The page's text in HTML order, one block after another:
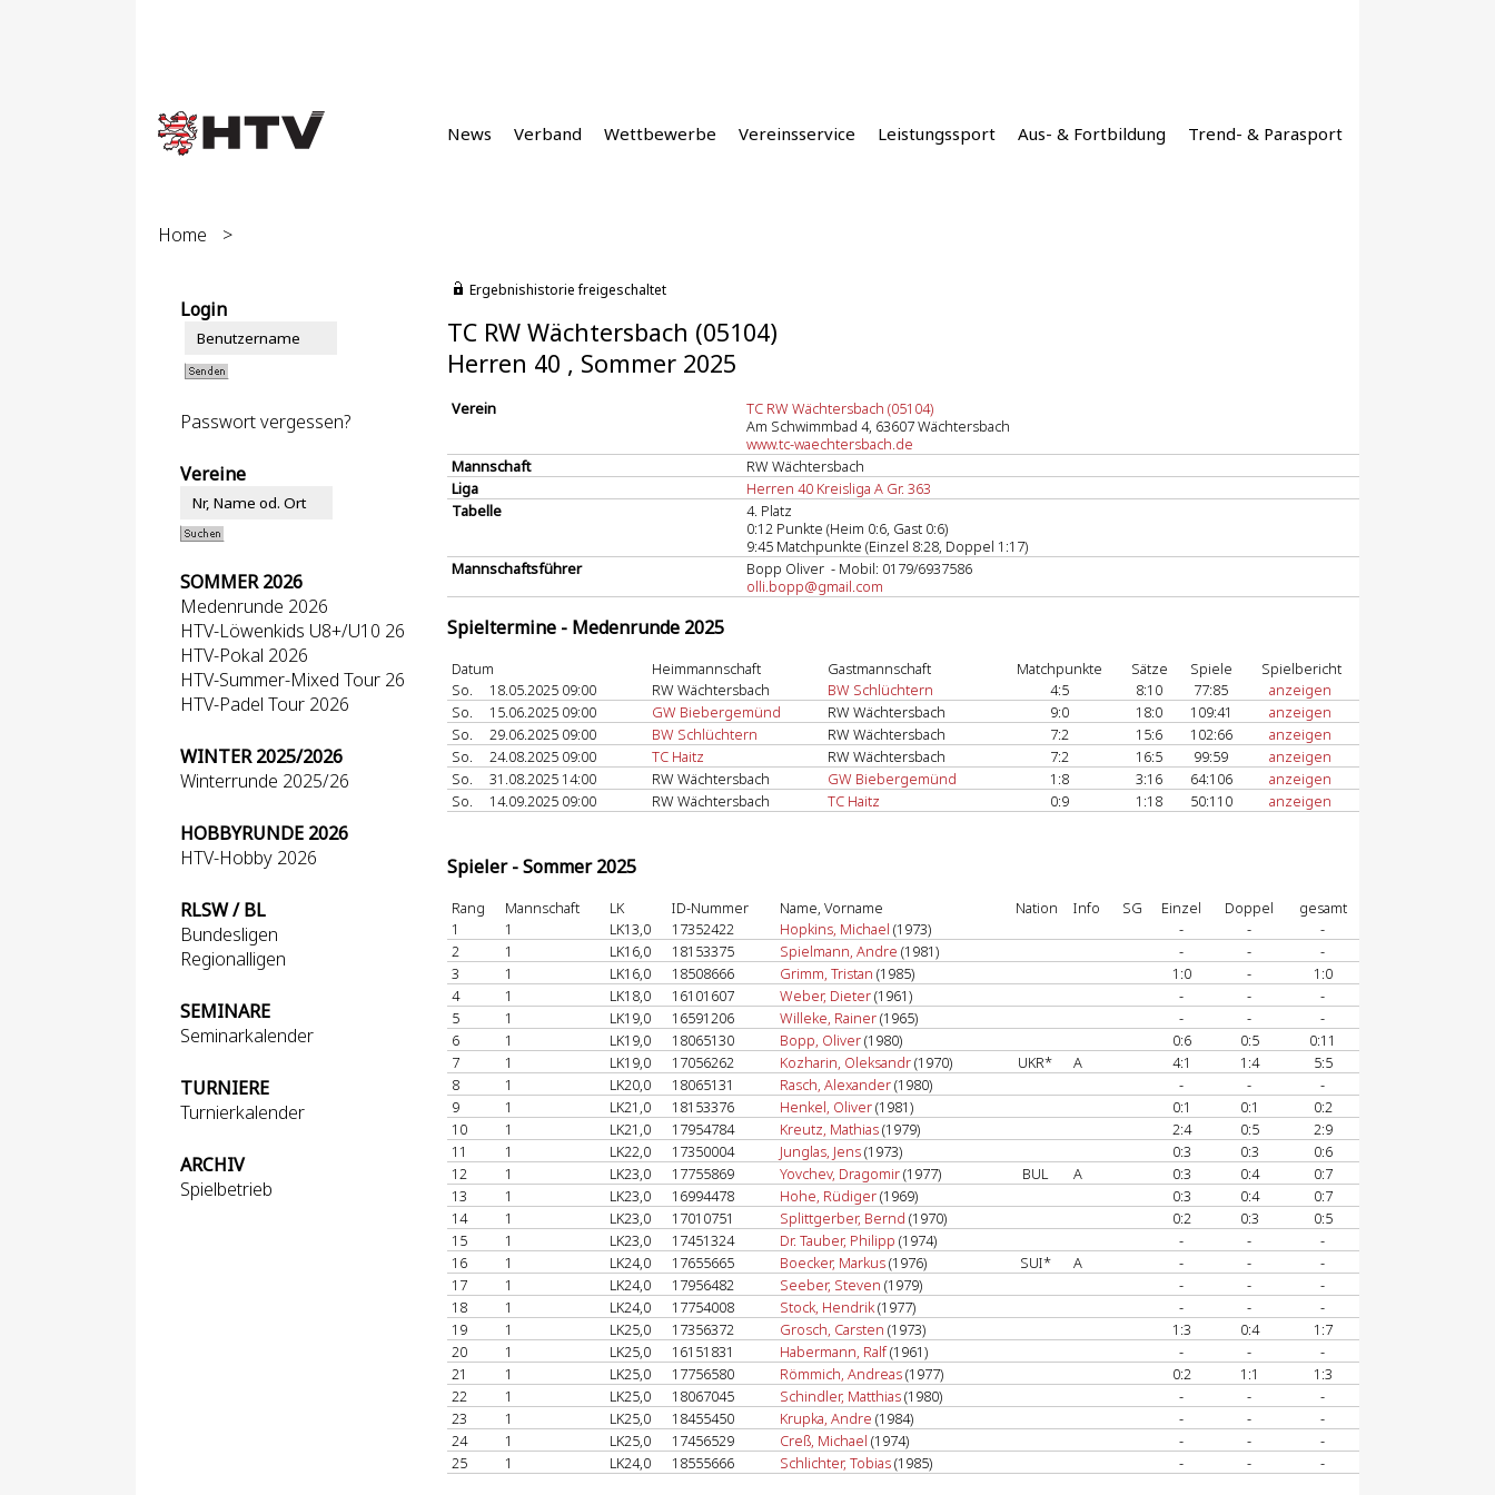
News Verband Wettbewerbe Vereinsservice Leistungssport Aus- & Fortbildung Trend- & Parasport
Home >
Login
Passwort vergessen?
Vereine
SOMMER 2026
Medenrunde 2026
HTV-Löwenkids U8+/U10 26
HTV-Pokal 2026
HTV-Summer-Mixed Tour 26
HTV-Padel Tour 2026
WINTER 2025/2026
Winterrunde 2025/26
HOBBYRUNDE 2026
HTV-Hobby 2026
RLSW / BL
Bundesligen
Regionalligen
SEMINARE
Seminarkalender
TURNIERE
Turnierkalender
ARCHIV
Spielbetrieb
Ergebnishistorie freigeschaltet
TC RW Wächtersbach (05104)
Herren 40 , Sommer 2025
Verein
TC RW Wächtersbach (05104)
Am Schwimmbad 4, 63607 Wächtersbach
www.tc-waechtersbach.de
Mannschaft
RW Wächtersbach
Liga
Herren 40 Kreisliga A Gr. 363
Tabelle
4. Platz
0:12 Punkte (Heim 0:6, Gast 0:6)
9:45 Matchpunkte (Einzel 8:28, Doppel 1:17)
Mannschaftsführer
Bopp Oliver - Mobil: 0179/6937586
olli.bopp@gmail.com
Spieltermine - Medenrunde 2025
Datum Heimmannschaft Gastmannschaft Matchpunkte Sätze Spiele
Spielbericht
So.
18.05.2025 09:00 RW Wächtersbach BW Schlüchtern 4:5 8:10 77:85
anzeigen
So.
15.06.2025 09:00 GW Biebergemünd RW Wächtersbach 9:0 18:0 109:41
anzeigen
So.
29.06.2025 09:00 BW Schlüchtern RW Wächtersbach 7:2 15:6 102:66
anzeigen
So.
24.08.2025 09:00 TC Haitz RW Wächtersbach 7:2 16:5 99:59
anzeigen
So.
31.08.2025 14:00 RW Wächtersbach GW Biebergemünd 1:8 3:16 64:106
anzeigen
So.
14.09.2025 09:00 RW Wächtersbach TC Haitz 0:9 1:18 50:110 anzeigen
Spieler - Sommer 2025
Rang Mannschaft LK ID-Nummer Name, Vorname Nation Info SG Einzel Doppel
gesamt
1
1 LK13,0 17352422 Hopkins, Michael (1973) - -
-
2
1 LK16,0 18153375 Spielmann, Andre (1981) - -
-
3
1 LK16,0 18508666 Grimm, Tristan (1985) 1:0 -
1:0
4
1 LK18,0 16101607 Weber, Dieter(1961) - -
-
5
1 LK19,0 16591206 Willeke, Rainer(1965) - -
-
6
1 LK19,0 18065130 Bopp, Oliver(1980) 0:6 0:5
0:11
7
1 LK19,0 17056262 Kozharin, Oleksandr(1970) UKR* A 4:1 1:4
5:5
8
1 LK20,0 18065131 Rasch, Alexander(1980) - -
-
9
1 LK21,0 18153376 Henkel, Oliver(1981) 0:1 0:1
0:2
10
1 LK21,0 17954784 Kreutz, Mathias(1979) 2:4 0:5
2:9
11
1 LK22,0 17350004 Junglas, Jens(1973) 0:3 0:3
0:6
12
1 LK23,0 17755869 Yovchev, Dragomir(1977) BUL A 0:3 0:4
0:7
13
1 LK23,0 16994478 Hohe, Rüdiger(1969) 0:3 0:4
0:7
14
1 LK23,0 17010751 Splittgerber, Bernd (1970) 0:2 0:3
0:5
15
1 LK23,0 17451324 Dr. Tauber, Philipp (1974) - -
-
16
1 LK24,0 17655665 Boecker, Markus(1976) SUI* A - -
-
17
1 LK24,0 17956482 Seeber, Steven (1979) - -
-
18
1 LK24,0 17754008 Stock, Hendrik(1977) - -
-
19
1 LK25,0 17356372 Grosch, Carsten (1973) 1:3 0:4
1:7
20
1 LK25,0 16151831 Habermann, Ralf(1961) - -
-
21
1 LK25,0 17756580 Römmich, Andreas(1977) 0:2 1:1
1:3
22
1 LK25,0 18067045 Schindler, Matthias(1980) - -
-
23
1 LK25,0 18455450 Krupka, Andre (1984) - -
-
24
1 LK25,0 17456529 Creß, Michael (1974) - -
-
25
1 LK24,0 18555666 Schlichter, Tobias(1985) - - -